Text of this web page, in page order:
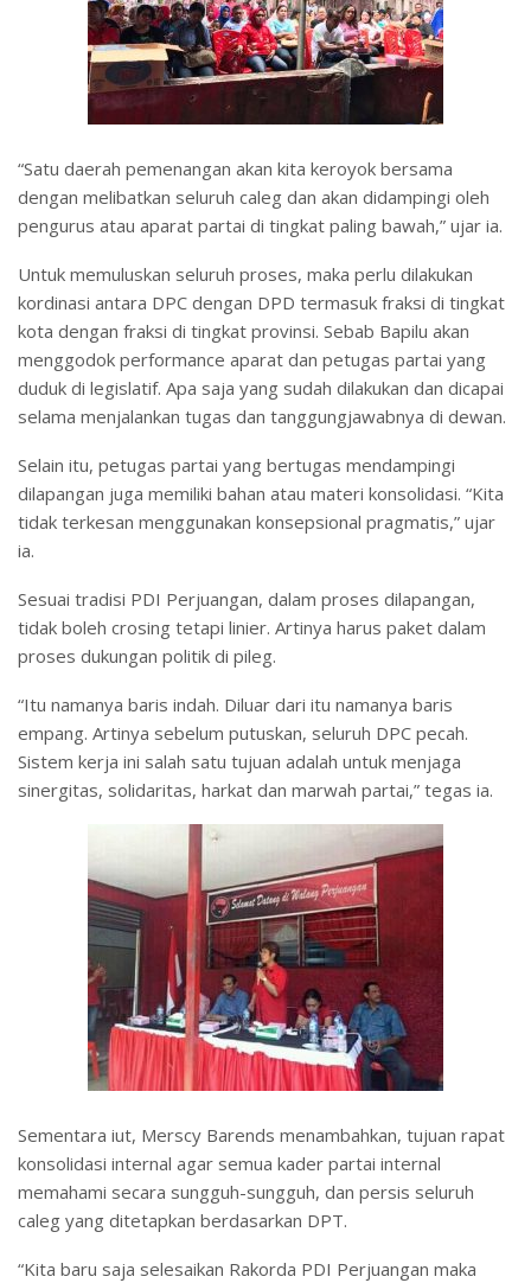
“Satu daerah pemenangan akan kita keroyok bersama
dengan melibatkan seluruh caleg dan akan didampingi oleh
pengurus atau aparat partai di tingkat paling bawah,” ujar ia.
Untuk memuluskan seluruh proses, maka perlu dilakukan
kordinasi antara DPC dengan DPD termasuk fraksi di tingkat
kota dengan fraksi di tingkat provinsi. Sebab Bapilu akan
menggodok performance aparat dan petugas partai yang
duduk di legislatif. Apa saja yang sudah dilakukan dan dicapai
selama menjalankan tugas dan tanggungjawabnya di dewan.
Selain itu, petugas partai yang bertugas mendampingi
dilapangan juga memiliki bahan atau materi konsolidasi. “Kita
tidak terkesan menggunakan konsepsional pragmatis,” ujar
ia.
Sesuai tradisi PDI Perjuangan, dalam proses dilapangan,
tidak boleh crosing tetapi linier. Artinya harus paket dalam
proses dukungan politik di pileg.
“Itu namanya baris indah. Diluar dari itu namanya baris
empang. Artinya sebelum putuskan, seluruh DPC pecah.
Sistem kerja ini salah satu tujuan adalah untuk menjaga
sinergitas, solidaritas, harkat dan marwah partai,” tegas ia.
Sementara iut, Merscy Barends menambahkan, tujuan rapat
konsolidasi internal agar semua kader partai internal
memahami secara sungguh-sungguh, dan persis seluruh
caleg yang ditetapkan berdasarkan DPT.
“Kita baru saja selesaikan Rakorda PDI Perjuangan maka